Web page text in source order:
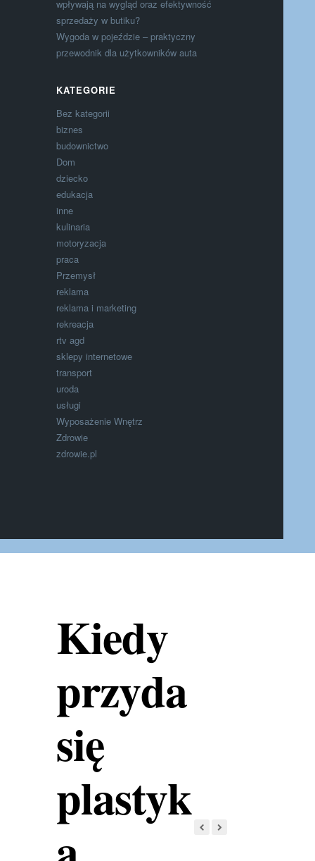
wpływają na wygląd oraz efektywność
sprzedaży w butiku?
Wygoda w pojeździe – praktyczny
przewodnik dla użytkowników auta
KATEGORIE
Bez kategorii
biznes
budownictwo
Dom
dziecko
edukacja
inne
kulinaria
motoryzacja
praca
Przemysł
reklama
reklama i marketing
rekreacja
rtv agd
sklepy internetowe
transport
uroda
usługi
Wyposażenie Wnętrz
Zdrowie
zdrowie.pl
Kiedy
przyda
się
plastyk